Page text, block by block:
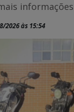
informações
2026 às 15:54